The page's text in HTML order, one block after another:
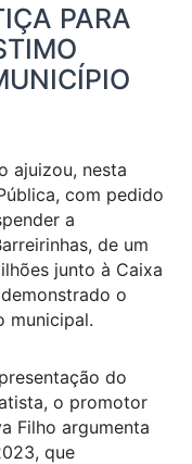
PARA
ajuizou, nesta
com pedido
a
de um
junto à Caixa
o
municipal.
do
o promotor
Filho argumenta
que